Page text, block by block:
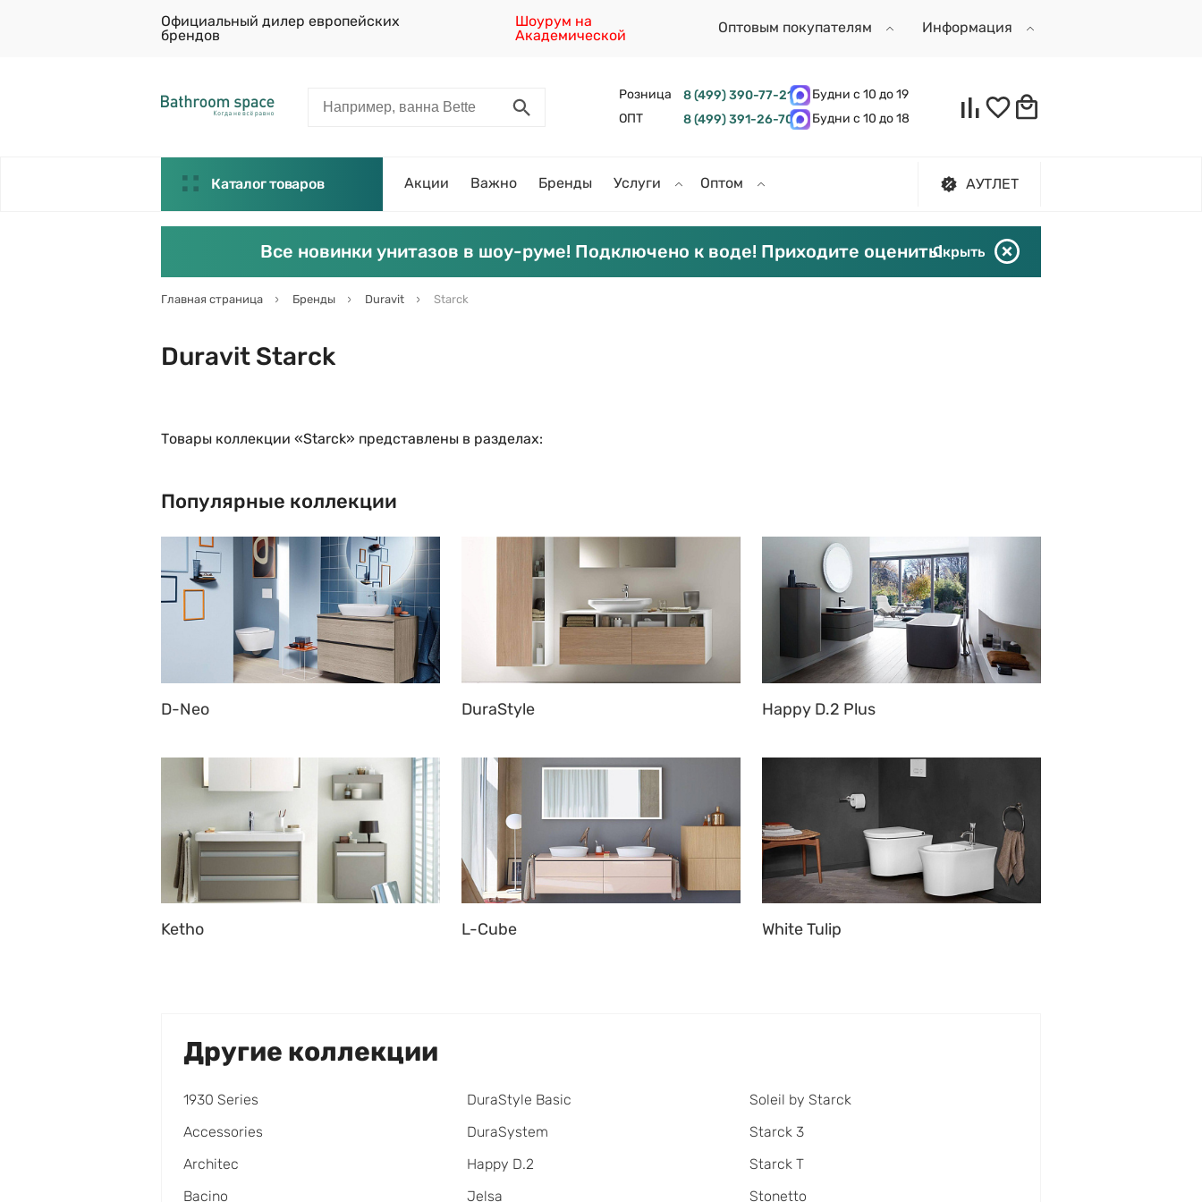
Официальный дилер европейских
брендов
Шоурум на
Академической
Оптовым покупателям Информация
Розница 8 (499) 390-77-21
Будни с 10 до 19
ОПТ
8 (499) 391-26-70 Будни с 10 до 18
Каталог товаров Акции Важно Бренды Услуги Оптом АУТЛЕТ
Все новинки унитазов в шоу-руме! Подключено к воде! Приходите оценить!Скрыть
Главная страница Бренды Duravit Starck
Duravit Starck
Товары коллекции «Starck» представлены в разделах:
Популярные коллекции
D-Neo DuraStyle Happy D.2 Plus
Ketho L-Cube White Tulip
Другие коллекции
1930 Series
Accessories
Architec
Bacino
DuraStyle Basic
DuraSystem
Happy D.2
Jelsa
Soleil by Starck
Starck 3
Starck T
Stonetto